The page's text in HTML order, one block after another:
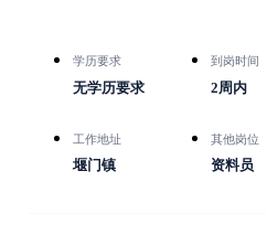
学历要求
无学历要求
到岗时间
2周内
工作地址
堰门镇
其他岗位
资料员